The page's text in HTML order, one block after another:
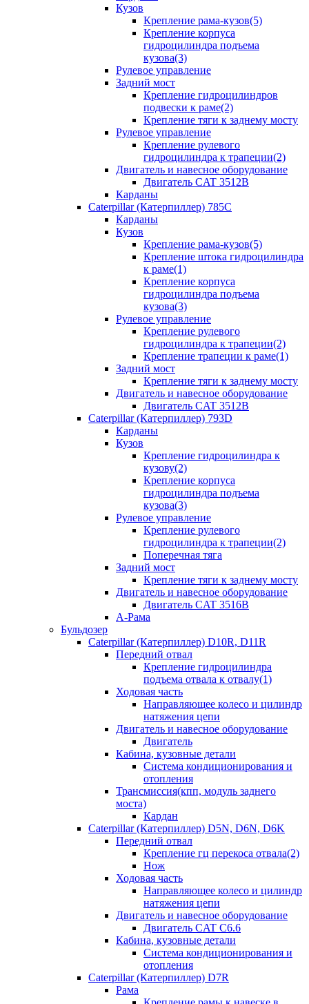
Кузов
Крепление рама-кузов(5)
Крепление корпуса
гидроцилиндра подъема
кузова(3)
Рулевое управление
Задний мост
Крепление гидроцилиндров
подвески к раме(2)
Крепление тяги к заднему мосту
Рулевое управление
Крепление рулевого
гидроцилиндра к трапеции(2)
Двигатель и навесное оборудование
Двигатель CAT 3512B
Карданы
Caterpillar (Катерпиллер) 785C
Карданы
Кузов
Крепление рама-кузов(5)
Крепление штока гидроцилиндра
к раме(1)
Крепление корпуса
гидроцилиндра подъема
кузова(3)
Рулевое управление
Крепление рулевого
гидроцилиндра к трапеции(2)
Крепление трапеции к раме(1)
Задний мост
Крепление тяги к заднему мосту
Двигатель и навесное оборудование
Двигатель CAT 3512B
Caterpillar (Катерпиллер) 793D
Карданы
Кузов
Крепление гидроцилиндра к
кузову(2)
Крепление корпуса
гидроцилиндра подъема
кузова(3)
Рулевое управление
Крепление рулевого
гидроцилиндра к трапеции(2)
Поперечная тяга
Задний мост
Крепление тяги к заднему мосту
Двигатель и навесное оборудование
Двигатель CAT 3516B
А-Рама
Бульдозер
Caterpillar (Катерпиллер) D10R, D11R
Передний отвал
Крепление гидроцилиндра
подъема отвала к отвалу(1)
Ходовая часть
Направляющее колесо и цилиндр
натяжения цепи
Двигатель и навесное оборудование
Двигатель
Кабина, кузовные детали
Система кондиционирования и
отопления
Трансмиссия(кпп, модуль заднего
моста)
Кардан
Caterpillar (Катерпиллер) D5N, D6N, D6K
Передний отвал
Крепление гц перекоса отвала(2)
Нож
Ходовая часть
Направляющее колесо и цилиндр
натяжения цепи
Двигатель и навесное оборудование
Двигатель CAT C6.6
Кабина, кузовные детали
Система кондиционирования и
отопления
Caterpillar (Катерпиллер) D7R
Рама